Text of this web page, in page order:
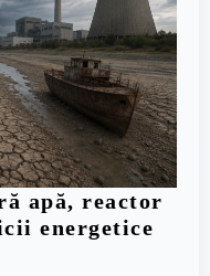
apă, reactor
energetice